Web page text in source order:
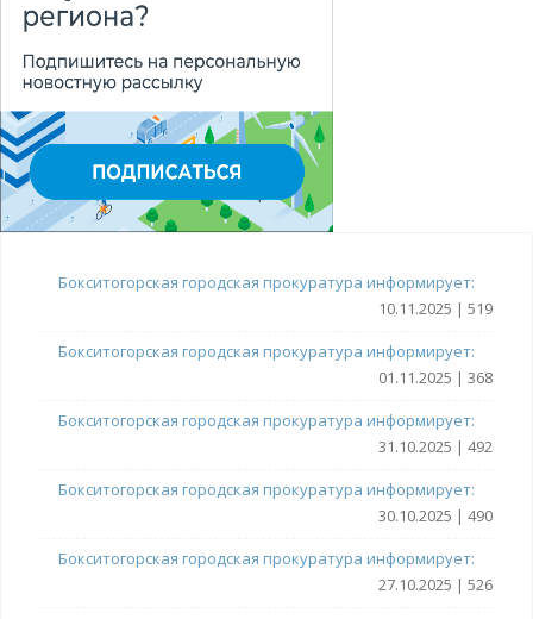
Бокситогорская городская прокуратура информирует:
10.11.2025 | 519
Бокситогорская городская прокуратура информирует:
01.11.2025 | 368
Бокситогорская городская прокуратура информирует:
31.10.2025 | 492
Бокситогорская городская прокуратура информирует:
30.10.2025 | 490
Бокситогорская городская прокуратура информирует:
27.10.2025 | 526